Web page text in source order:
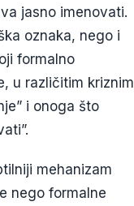
jasno imenovati.
oznaka, nego i
formalno
u različitim kriznim
i onoga što
mehanizam
nego formalne